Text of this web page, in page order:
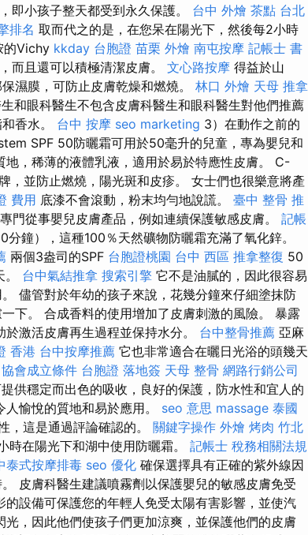
即小孩子整天都受到永久保護。 台中 外燴 茶點 台北
排名 取而代之的是，在您呆在陽光下，然後每2小時
的Vichy kkday 台胞證 苗栗 外燴 南屯按摩 記帳士 書
而且還可以積極清潔皮膚。 文心路按摩 得益於山
濕膜，可防止皮膚乾燥和燃燒。 林口 外燴 天母 推拿
和眼科醫生不包含皮膚科醫生和眼科醫生對他們推薦
香水。 台中 按摩 seo marketing 3）在動作之前的
SPF 50防曬霜可用於50毫升的兒童，專為嬰兒和
，稀薄的液體乳液，適用於易於特應性皮膚。 C-
並防止燃燒，陽光斑和皮疹。 女士們也很樂意將產
費用 底漆不會滾動，粉末均勻地說謊。 臺中 整骨 推
門從事嬰兒皮膚產品，例如連續保護敏感皮膚。 記帳
分鐘），這種100％天然礦物防曬霜充滿了氧化鋅。
兩個3盎司的SPF 台胞證桃園 台中 西區 推拿整復 50
台中氣結推拿 搜索引擎 它不是油膩的，因此很容易
儘管對於年幼的孩子來說，花幾分鐘來仔細塗抹防
下。 合成香料的使用增加了皮膚刺激的風險。 暴露
激活皮膚再生過程並保持水分。 台中整骨推薦 亞麻
香港 台中按摩推薦 它也非常適合在曬日光浴的頭幾天
協會成立條件 台胞證 落地簽 天母 整骨 網路行銷公司
供穩定而出色的吸收，良好的保護，防水性和宜人的
愉悅的質地和易於應用。 seo 意思 massage 泰國
，這是通過評論確認的。 關鍵字操作 外燴 烤肉 竹北
時在陽光下和湖中使用防曬霜。 記帳士 稅務相關法規
泰式按摩排毒 seo 優化 確保選擇具有正確的紫外線因
皮膚科醫生建議噴霧劑以保護嬰兒的敏感皮膚免受
設備可保護您的年輕人免受太陽有害影響，並使汽
，因此他們使孩子們更加涼爽，並保護他們的皮膚